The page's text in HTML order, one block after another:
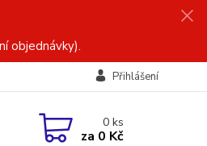
objednávky).
Přihlášení
0ks
za 0 Kč